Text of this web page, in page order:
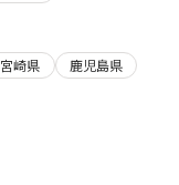
宮崎県
鹿児島県